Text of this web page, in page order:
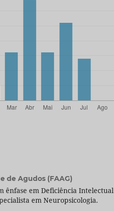
de Agudos (FAAG)
ênfase em Deficiência Intelectual
em Neuropsicologia.